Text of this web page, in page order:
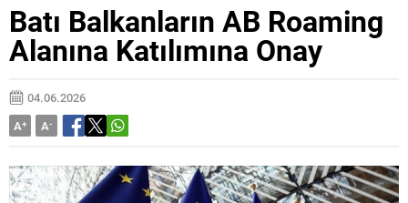
Batı Balkanların AB Roaming
Alanına Katılımına Onay
04.06.2026
A+ A-